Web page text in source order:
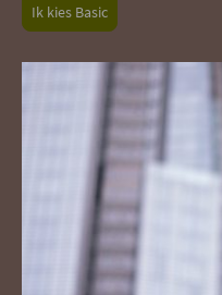
Ik kies Basic